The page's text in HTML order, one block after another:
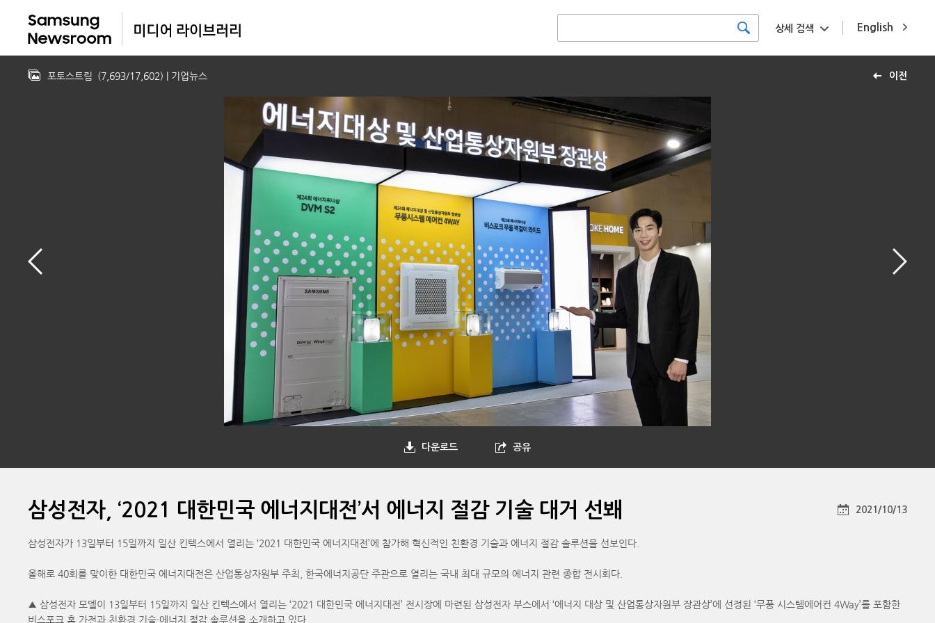
English
상세 검색
이전
포토스트림 (7,693/17,602) | 기업뉴스
다운로드 공유
삼성전자, ‘2021 대한민국 에너지대전’서 에너지 절감 기술 대거 선봬 2021/10/13
삼성전자가 13일부터 15일까지 일산 킨텍스에서 열리는 ‘2021 대한민국 에너지대전’에 참가해 혁신적인 친환경 기술과 에너지 절감 솔루션을 선보인다.
올해로 40회를 맞이한 대한민국 에너지대전은 산업통상자원부 주최, 한국에너지공단 주관으로 열리는 국내 최대 규모의 에너지 관련 종합 전시회다.
▲ 삼성전자 모델이 13일부터 15일까지 일산 킨텍스에서 열리는 ‘2021 대한민국 에너지대전’ 전시장에 마련된 삼성전자 부스에서 ‘에너지 대상 및 산업통상자원부 장관상’에 선정된 ‘무풍 시스템에어컨 4Way’를 포함한
비스포크 홈 가전과 친환경 기술·에너지 절감 솔루션을 소개하고 있다